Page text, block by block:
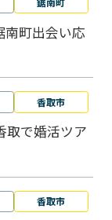
南町出会い応
香取市
取で婚活ツア
香取市